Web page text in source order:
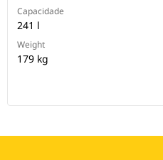
Capacidade
241 l
Weight
179 kg